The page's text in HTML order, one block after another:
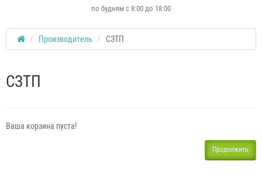
по будням с 8:00 до 18:00
Производитель СЗТП
СЗТП
Ваша корзина пуста!
Продолжить